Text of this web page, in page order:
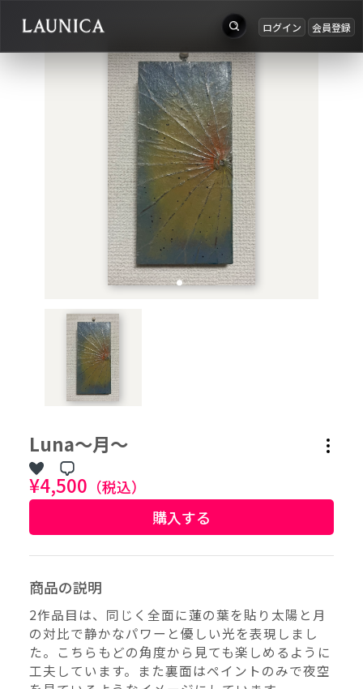
ログイン 会員登録
作品＋アーティスト
アーティスト
例：作品名 / アーティスト名 / @ユーザー名 / タグ
価格（指定）
サイズ（mm）
横
–
出品
お知らせ
ログイン
会員登録
Luna〜月〜
¥4,500 （税込）
購入する
商品の説明
2作品目は、同じく全面に蓮の葉を貼り太陽と月
の対比で静かなパワーと優しい光を表現しまし
た。こちらもどの角度から見ても楽しめるように
工夫しています。また裏面はペイントのみで夜空